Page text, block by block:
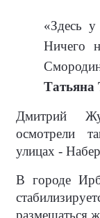
«Здесь
Ничего
Татьяна
Дмитрий
осмотрели
улицах -
В городе
размещаться